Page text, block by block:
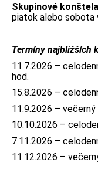
Skupinové
piatok alebo sobota
Termíny najbližších
11.7.2026 –
hod.
15.8.2026 –
11.9.2026 – večerný
10.10.2026 –
7.11.2026 –
11.12.2026 –